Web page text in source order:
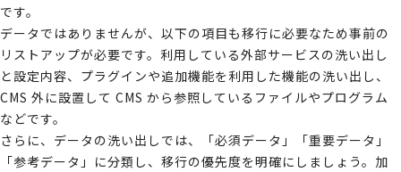
です。
データではありませんが、以下の項目も移行に必要なため事前の
リストアップが必要です。利用している外部サービスの洗い出し
と設定内容、プラグインや追加機能を利用した機能の洗い出し、
CMS 外に設置して CMS から参照しているファイルやプログラム
などです。
さらに、データの洗い出しでは、「必須データ」「重要データ」
「参考データ」に分類し、移行の優先度を明確にしましょう。加